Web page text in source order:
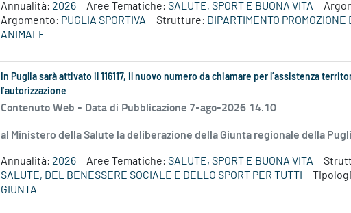
Annualità: 2026 Aree Tematiche: SALUTE, SPORT E BUONA VITA
Argomento: PUGLIA SPORTIVA Strutture: DIPARTIMENTO
ANIMALE
In Puglia sarà attivato il 116117, il nuovo numero da chiamare per l’assistenza
l’autorizzazione
Contenuto Web - Data di Pubblicazione 7-ago-2026 14.10
al Ministero della Salute la deliberazione della Giunta regionale della
Annualità: 2026 Aree Tematiche: SALUTE, SPORT E BUONA VITA
SALUTE, DEL BENESSERE SOCIALE E DELLO SPORT PER TUTTI
GIUNTA